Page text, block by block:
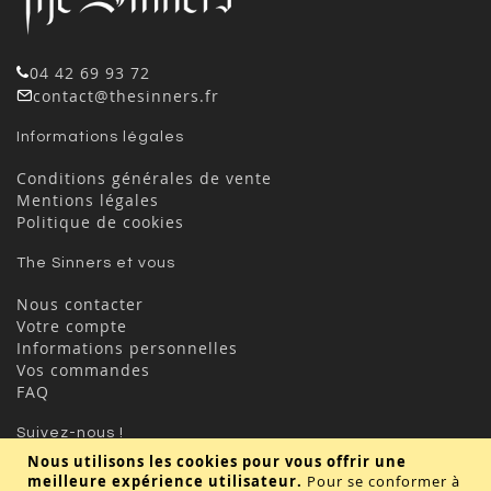
Nous utilisons les cookies pour vous offrir une
meilleure expérience utilisateur. Pour se conformer à
04 42 69 93 72
contact@thesinners.fr
Informations légales
Conditions générales de vente
Mentions légales
Politique de cookies
The Sinners et vous
Nous contacter
Votre compte
Informations personnelles
Vos commandes
FAQ
Suivez-nous !